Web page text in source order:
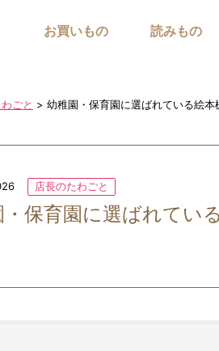
お買いもの 読みもの
ごと > 幼稚園・保育園に選ばれている絵
店長のたわごと
・保育園に選ばれてい